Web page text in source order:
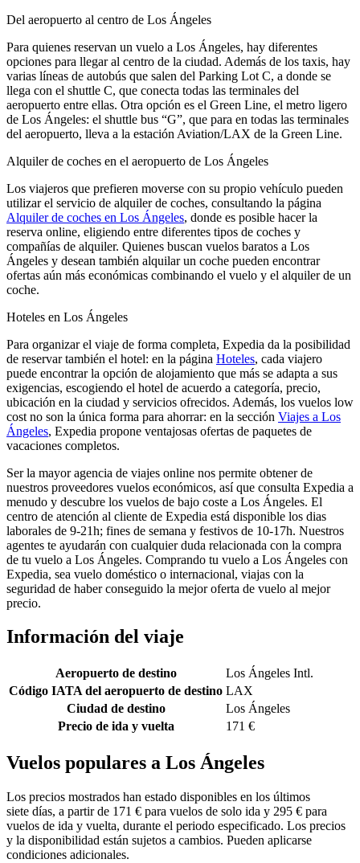
Del aeropuerto al centro de Los Ángeles
Para quienes reservan un vuelo a Los Ángeles, hay diferentes
opciones para llegar al centro de la ciudad. Además de los taxis, hay
varias líneas de autobús que salen del Parking Lot C, a donde se
llega con el shuttle C, que conecta todas las terminales del
aeropuerto entre ellas. Otra opción es el Green Line, el metro ligero
de Los Ángeles: el shuttle bus “G”, que para en todas las terminales
del aeropuerto, lleva a la estación Aviation/LAX de la Green Line.
Alquiler de coches en el aeropuerto de Los Ángeles
Los viajeros que prefieren moverse con su propio vehículo pueden
utilizar el servicio de alquiler de coches, consultando la página
Alquiler de coches en Los Ángeles, donde es posible hacer la
reserva online, eligiendo entre diferentes tipos de coches y
compañías de alquiler. Quienes buscan vuelos baratos a Los
Ángeles y desean también alquilar un coche pueden encontrar
ofertas aún más económicas combinando el vuelo y el alquiler de un
coche.
Hoteles en Los Ángeles
Para organizar el viaje de forma completa, Expedia da la posibilidad
de reservar también el hotel: en la página Hoteles, cada viajero
puede encontrar la opción de alojamiento que más se adapta a sus
exigencias, escogiendo el hotel de acuerdo a categoría, precio,
ubicación en la ciudad y servicios ofrecidos. Además, los vuelos low
cost no son la única forma para ahorrar: en la sección Viajes a Los
Ángeles, Expedia propone ventajosas ofertas de paquetes de
vacaciones completos.
Ser la mayor agencia de viajes online nos permite obtener de
nuestros proveedores vuelos económicos, así que consulta Expedia a
menudo y descubre los vuelos de bajo coste a Los Ángeles. El
centro de atención al cliente de Expedia está disponible los dias
laborales de 9-21h; fines de semana y festivos de 10-17h. Nuestros
agentes te ayudarán con cualquier duda relacionada con la compra
de tu vuelo a Los Ángeles. Comprando tu vuelo a Los Ángeles con
Expedia, sea vuelo doméstico o internacional, viajas con la
seguridad de haber conseguido la mejor oferta de vuelo al mejor
precio.
Información del viaje
Aeropuerto de destino
Los Ángeles Intl.
Código IATA del aeropuerto de destino LAX
Ciudad de destino
Los Ángeles
Precio de ida y vuelta
171 €
Vuelos populares a Los Ángeles
Los precios mostrados han estado disponibles en los últimos
siete días, a partir de 171 € para vuelos de solo ida y 295 € para
vuelos de ida y vuelta, durante el periodo especificado. Los precios
y la disponibilidad están sujetos a cambios. Pueden aplicarse
condiciones adicionales.